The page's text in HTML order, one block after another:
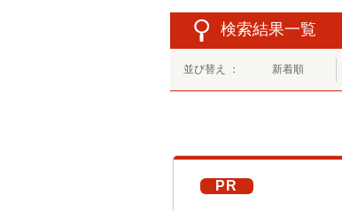
検索結果一覧
並び替え ： 新着順
PR